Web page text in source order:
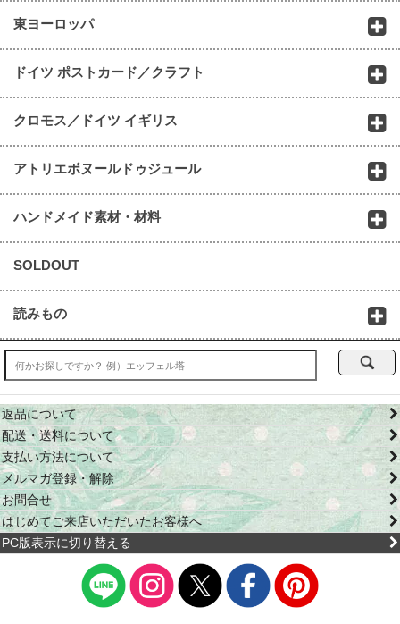
東ヨーロッパ
ドイツ ポストカード／クラフト
クロモス／ドイツ イギリス
アトリエボヌールドゥジュール
ハンドメイド素材・材料
SOLDOUT
読みもの
返品について
配送・送料について
支払い方法について
メルマガ登録・解除
お問合せ
はじめてご来店いただいたお客様へ
PC版表示に切り替える